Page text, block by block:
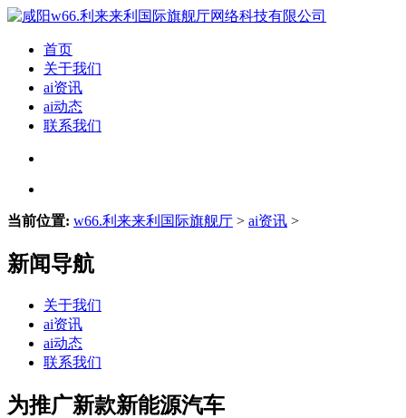
首页
关于我们
ai资讯
ai动态
联系我们
当前位置: w66.利来来利国际旗舰厅 > ai资讯 >
新闻导航
关于我们
ai资讯
ai动态
联系我们
为推广新款新能源汽车